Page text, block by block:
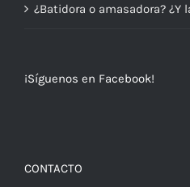
¿Batidora o amasadora? ¿Y
¡Síguenos en Facebook!
CONTACTO